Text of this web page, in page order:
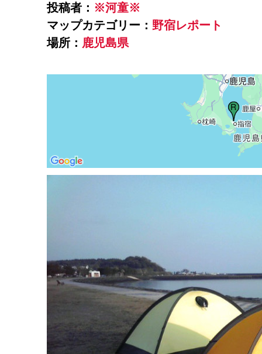
投稿者： ※河童※
マップカテゴリー： 野宿レポート
場所： 鹿児島県